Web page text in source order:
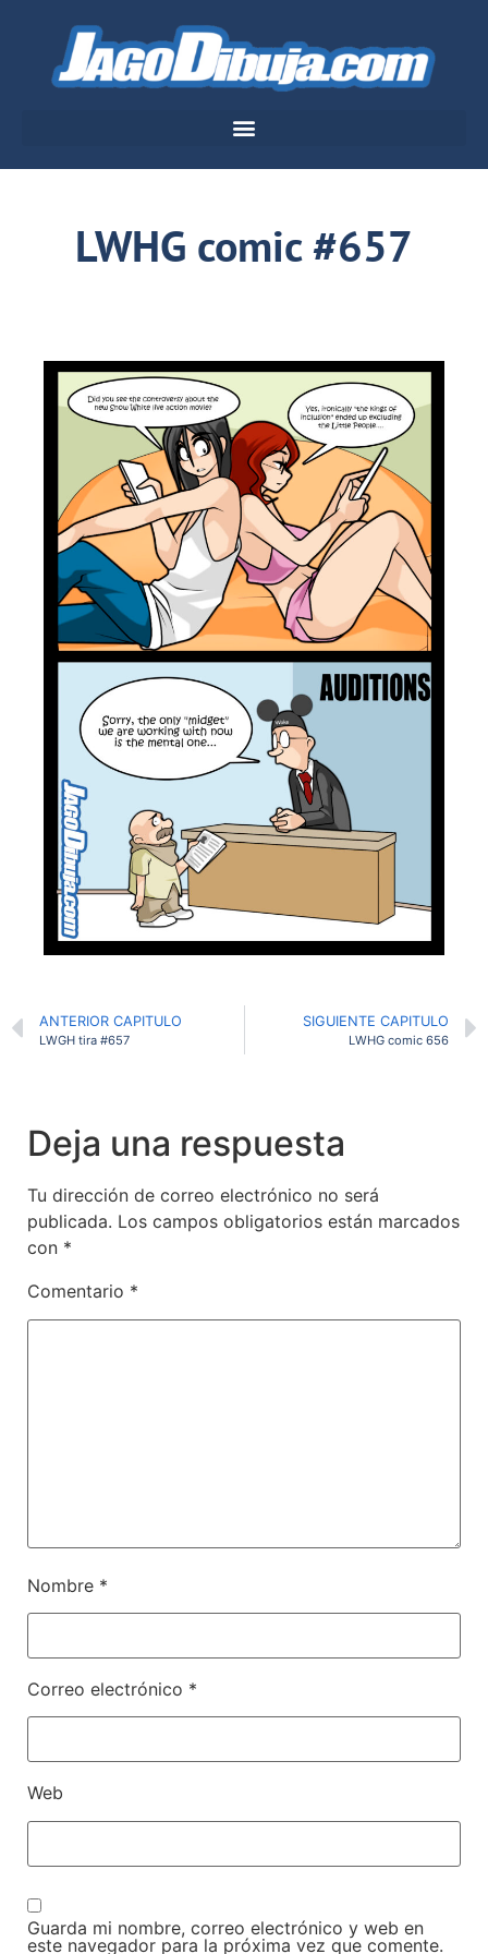
LWHG comic #657
ANTERIOR CAPITULO
LWGH tira #657
SIGUIENTE CAPITULO
LWHG comic 656
Deja una respuesta
Tu dirección de correo electrónico no será
publicada. Los campos obligatorios están marcados
con *
Comentario *
Nombre *
Correo electrónico *
Web
Guarda mi nombre, correo electrónico y web en
este navegador para la próxima vez que comente.